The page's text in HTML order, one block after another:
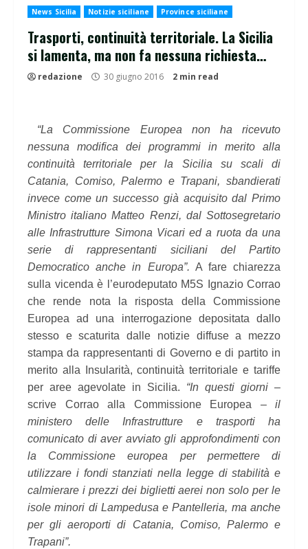
News Sicilia Notizie siciliane Province siciliane
Trasporti, continuità territoriale. La Sicilia
si lamenta, ma non fa nessuna richiesta…
redazione 30 giugno 2016 2 min read
“La Commissione Europea non ha ricevuto
nessuna modifica dei programmi in merito alla
continuità territoriale per la Sicilia su scali di
Catania, Comiso, Palermo e Trapani, sbandierati
invece come un successo già acquisito dal Primo
Ministro italiano Matteo Renzi, dal Sottosegretario
alle Infrastrutture Simona Vicari ed a ruota da una
serie di rappresentanti siciliani del Partito
Democratico anche in Europa”. A fare chiarezza
sulla vicenda è l’eurodeputato M5S Ignazio Corrao
che rende nota la risposta della Commissione
Europea ad una interrogazione depositata dallo
stesso e scaturita dalle notizie diffuse a mezzo
stampa da rappresentanti di Governo e di partito in
merito alla Insularità, continuità territoriale e tariffe
per aree agevolate in Sicilia. “In questi giorni –
scrive Corrao alla Commissione Europea –il
ministero delle Infrastrutture e trasporti ha
comunicato di aver avviato gli approfondimenti con
la Commissione europea per permettere di
utilizzare i fondi stanziati nella legge di stabilità e
calmierare i prezzi dei biglietti aerei non solo per le
isole minori di Lampedusa e Pantelleria, ma anche
per gli aeroporti di Catania, Comiso, Palermo e
Trapani”.